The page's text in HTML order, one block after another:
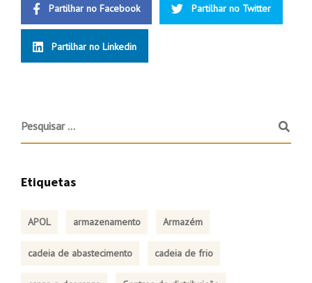
Partilhar no Facebook Partilhar no Twitter
Partilhar no Linkedin
Etiquetas
APOL armazenamento Armazém
cadeia de abastecimento cadeia de frio